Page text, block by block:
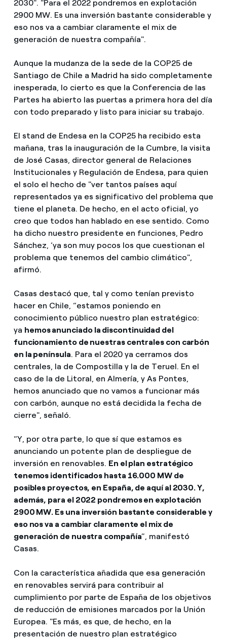
2030". "Para el 2022 pondremos en explotación
2900 MW. Es una inversión bastante considerable y
eso nos va a cambiar claramente el mix de
generación de nuestra compañía".
Aunque la mudanza de la sede de la COP25 de
Santiago de Chile a Madrid ha sido completamente
inesperada, lo cierto es que la Conferencia de las
Partes ha abierto las puertas a primera hora del día
con todo preparado y listo para iniciar su trabajo.
El stand de Endesa en la COP25 ha recibido esta
mañana, tras la inauguración de la Cumbre, la visita
de José Casas, director general de Relaciones
Institucionales y Regulación de Endesa, para quien
el solo el hecho de "ver tantos países aquí
representados ya es significativo del problema que
tiene el planeta. De hecho, en el acto oficial, yo
creo que todos han hablado en ese sentido. Como
ha dicho nuestro presidente en funciones, Pedro
Sánchez, ‘ya son muy pocos los que cuestionan el
problema que tenemos del cambio climático",
afirmó.
Casas destacó que, tal y como tenían previsto
hacer en Chile, “estamos poniendo en
conocimiento público nuestro plan estratégico:
ya hemos anunciado la discontinuidad del
funcionamiento de nuestras centrales con carbón
en la península. Para el 2020 ya cerramos dos
centrales, la de Compostilla y la de Teruel. En el
caso de la de Litoral, en Almería, y As Pontes,
hemos anunciado que no vamos a funcionar más
con carbón, aunque no está decidida la fecha de
cierre", señaló.
“Y, por otra parte, lo que sí que estamos es
anunciando un potente plan de despliegue de
inversión en renovables. En el plan estratégico
tenemos identificados hasta 16.000 MW de
posibles proyectos, en España, de aquí al 2030. Y,
además, para el 2022 pondremos en explotación
2900 MW. Es una inversión bastante considerable y
eso nos va a cambiar claramente el mix de
generación de nuestra compañía”, manifestó
Casas.
Con la característica añadida que esa generación
en renovables servirá para contribuir al
cumplimiento por parte de España de los objetivos
de reducción de emisiones marcados por la Unión
Europea. "Es más, es que, de hecho, en la
presentación de nuestro plan estratégico